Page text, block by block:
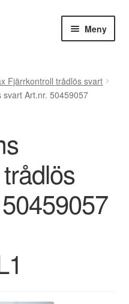
Meny
Fjärrkontroll trådlös svart
Art.nr. 50459057